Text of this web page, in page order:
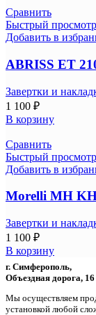
Сравнить
Быстрый просмотр
Добавить в
ABRISS ET
Завертки и
1 100 ₽
В корзину
Сравнить
Быстрый просмотр
Добавить в
Morelli MH
Завертки и
1 100 ₽
В корзину
г. Симферополь,
Объездная дорога, 16
Мы осуществляем
установкой любой